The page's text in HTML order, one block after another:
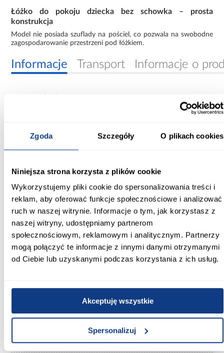
Zgoda Szczegóły O plikach cookies
Niniejsza strona korzysta z plików cookie
Wykorzystujemy pliki cookie do spersonalizowania treści i
reklam, aby oferować funkcje społecznościowe i analizować
ruch w naszej witrynie. Informacje o tym, jak korzystasz z
naszej witryny, udostępniamy partnerom
społecznościowym, reklamowym i analitycznym. Partnerzy
mogą połączyć te informacje z innymi danymi otrzymanymi
od Ciebie lub uzyskanymi podczas korzystania z ich usług.
Akceptuję wszystkie
Spersonalizuj
Łóżko do pokoju dziecka bez schowka – prosta
konstrukcja
Model nie posiada szuflady na pościel, co pozwala na swobodne
zagospodarowanie przestrzeni pod łóżkiem.
Informacje Transport Informacje o
164.00
65.00
Powierzchnia spania [cm]:
80x160
Materac w komplecie:
Z materacem
Stelaż w komplecie:
płyta wiórowa laminowana